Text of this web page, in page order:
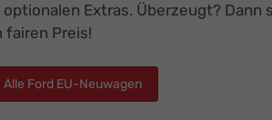
Extras. Überzeugt? Dann
fairen Preis!
Alle Ford EU-Neuwagen